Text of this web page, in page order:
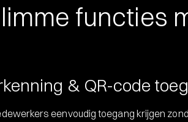
functies
& QR-code
eenvoudig toegang krijgen